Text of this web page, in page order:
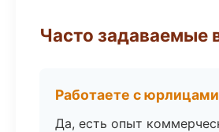
Часто задаваемые
Работаете с
Да, есть опыт